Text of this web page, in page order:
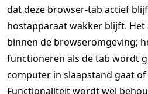
dat deze browser-tab actief
hostapparaat wakker blijft.
binnen de browseromgeving;
functioneren als de tab wordt
computer in slaapstand gaat
Functionaliteit wordt wel